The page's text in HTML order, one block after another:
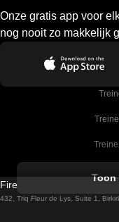
Onze gratis app voor
nog nooit zo makkelijk
Toon
Firebird GT Limited (OC
432, Triq Fleur de Lys, Suite 1,